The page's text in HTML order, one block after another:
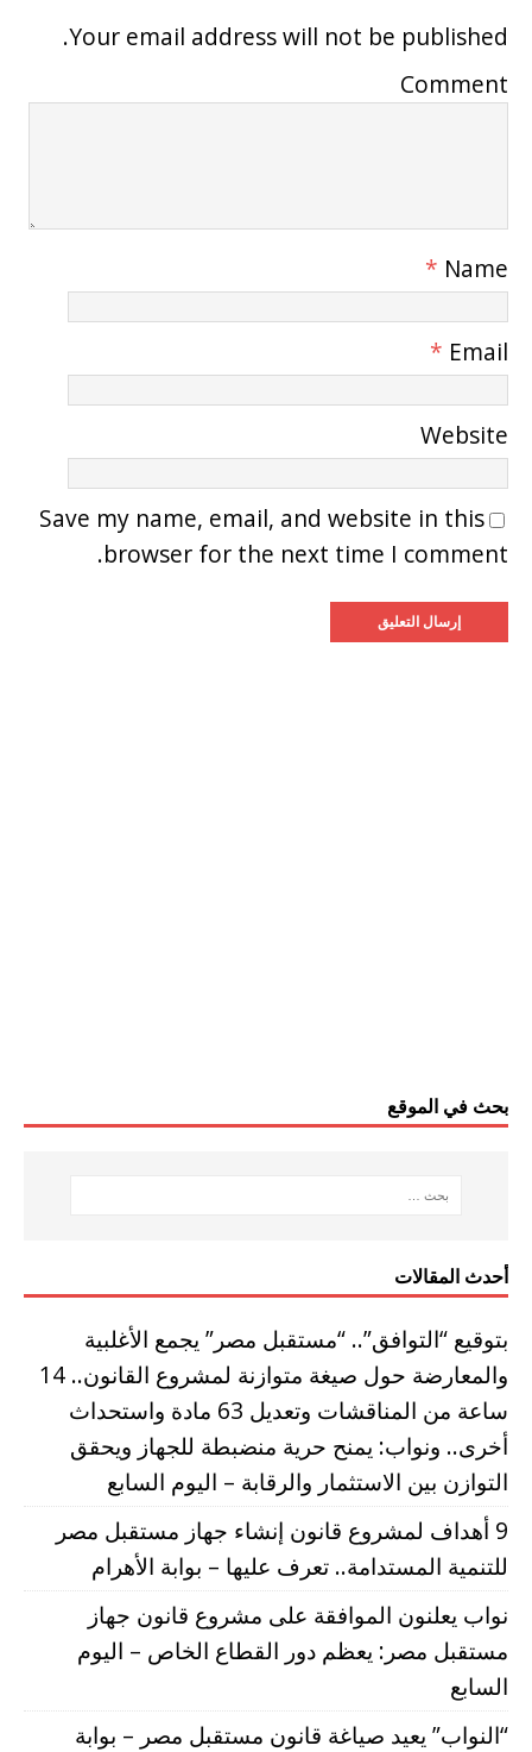
Your email address will not be published.
Comment
Name
*
Email
*
Website
Save my name, email, and website in this
browser for the next time I comment.
بحث في الموقع
أحدث المقالات
بتوقيع “التوافق”.. “مستقبل مصر” يجمع الأغلبية
والمعارضة حول صيغة متوازنة لمشروع القانون.. 14
ساعة من المناقشات وتعديل 63 مادة واستحداث
أخرى.. ونواب: يمنح حرية منضبطة للجهاز ويحقق
التوازن بين الاستثمار والرقابة – اليوم السابع
9 أهداف لمشروع قانون إنشاء جهاز مستقبل مصر
للتنمية المستدامة.. تعرف عليها – بوابة الأهرام
نواب يعلنون الموافقة على مشروع قانون جهاز
مستقبل مصر: يعظم دور القطاع الخاص – اليوم
السابع
“النواب” يعيد صياغة قانون مستقبل مصر – بوابة